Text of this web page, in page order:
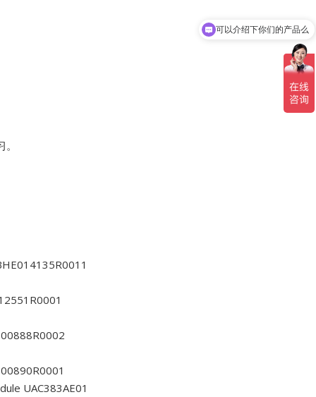
UAC383AE01
可以介绍下你们的产品么